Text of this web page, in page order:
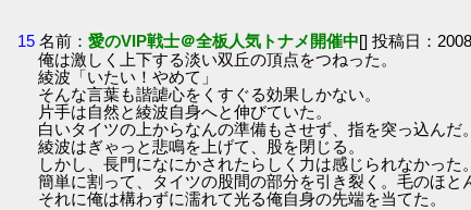
15 名前：愛のVIP戦士＠全板人気トナメ開催中[] 投稿日：
俺は激しく上下する淡い双丘の頂点をつねった。
綾波「いたい！やめて」
そんな言葉も諧謔心をくすぐる効果しかない。
片手は自然と綾波自身へと伸びていた。
白いタイツの上からなんの準備もさせず、指を突っ込んだ。
綾波はぎゃっと悲鳴を上げて、股を閉じる。
しかし、長門になにかされたらしく力は感じられなかった。
簡単に割って、タイツの股間の部分を引き裂く。毛のほ
それに俺は構わずに濡れて光る俺自身の先端を当てた。